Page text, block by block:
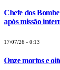
Chefe dos
após missão
17/07/26 - 0:13
Onze mortos e